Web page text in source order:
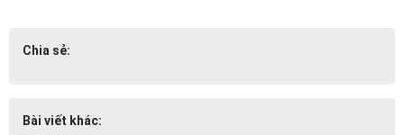
Chia sẻ:
Bài viết khác: